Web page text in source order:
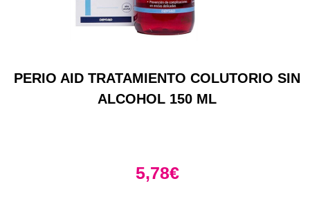
PERIO AID TRATAMIENTO COLUTORIO SIN
ALCOHOL 150 ML
5,78€